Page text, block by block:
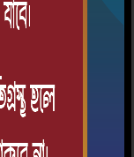
স্বাধীনতার সুবর্ণজয়ন্তী
কর্মসূচি